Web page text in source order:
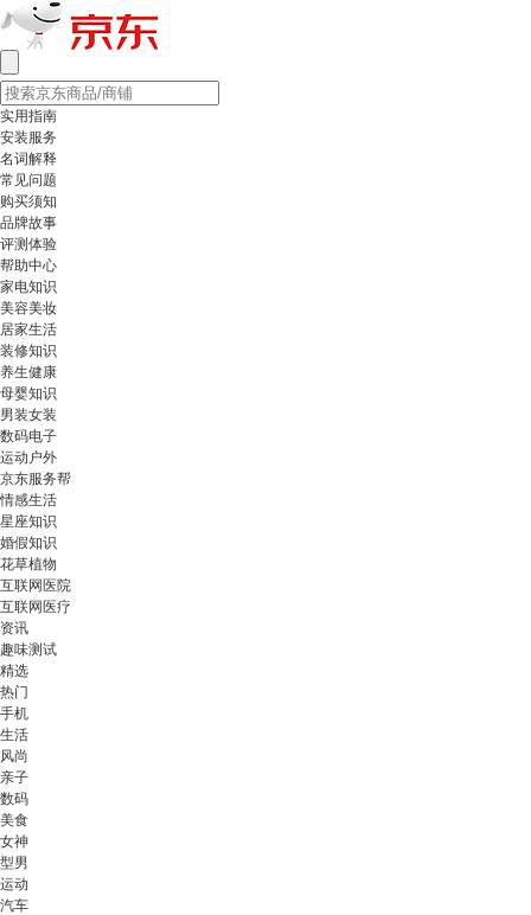
实用指南
安装服务
名词解释
常见问题
购买须知
品牌故事
评测体验
帮助中心
家电知识
美容美妆
居家生活
装修知识
养生健康
母婴知识
男装女装
数码电子
运动户外
京东服务帮
情感生活
星座知识
婚假知识
花草植物
互联网医院
互联网医疗
资讯
趣味测试
精选
热门
手机
生活
风尚
亲子
数码
美食
女神
型男
运动
汽车